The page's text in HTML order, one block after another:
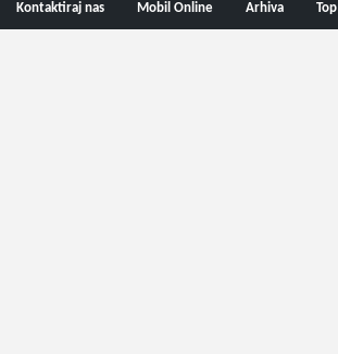
Kontaktiraj nas Mobil Online Arhiva Top